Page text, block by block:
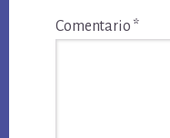
Comentario *